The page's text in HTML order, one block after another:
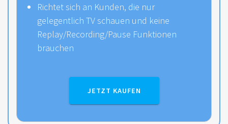
Richtet sich an Kunden, die nur
gelegentlich TV schauen und keine
Replay/Recording/Pause Funktionen
brauchen
JETZT KAUFEN